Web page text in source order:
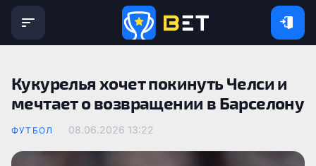
Кукурелья хочет покинуть Челси и
мечтает о возвращении в Барселону
ФУТБОЛ 08.06.2026 13:22